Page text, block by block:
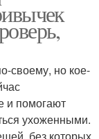
своему, но кое-
и помогают
ухоженными.